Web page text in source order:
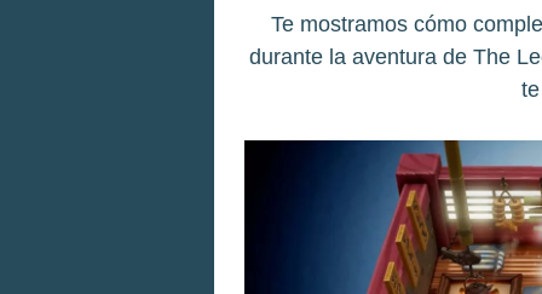
Te mostramos cómo
durante la aventura de The